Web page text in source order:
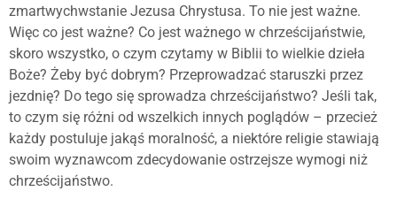
zmartwychwstanie Jezusa Chrystusa. To nie jest ważne.
Więc co jest ważne? Co jest ważnego w chrześcijaństwie,
skoro wszystko, o czym czytamy w Biblii to wielkie dzieła
Boże? Żeby być dobrym? Przeprowadzać staruszki przez
jezdnię? Do tego się sprowadza chrześcijaństwo? Jeśli tak,
to czym się różni od wszelkich innych poglądów – przecież
każdy postuluje jakąś moralność, a niektóre religie stawiają
swoim wyznawcom zdecydowanie ostrzejsze wymogi niż
chrześcijaństwo.